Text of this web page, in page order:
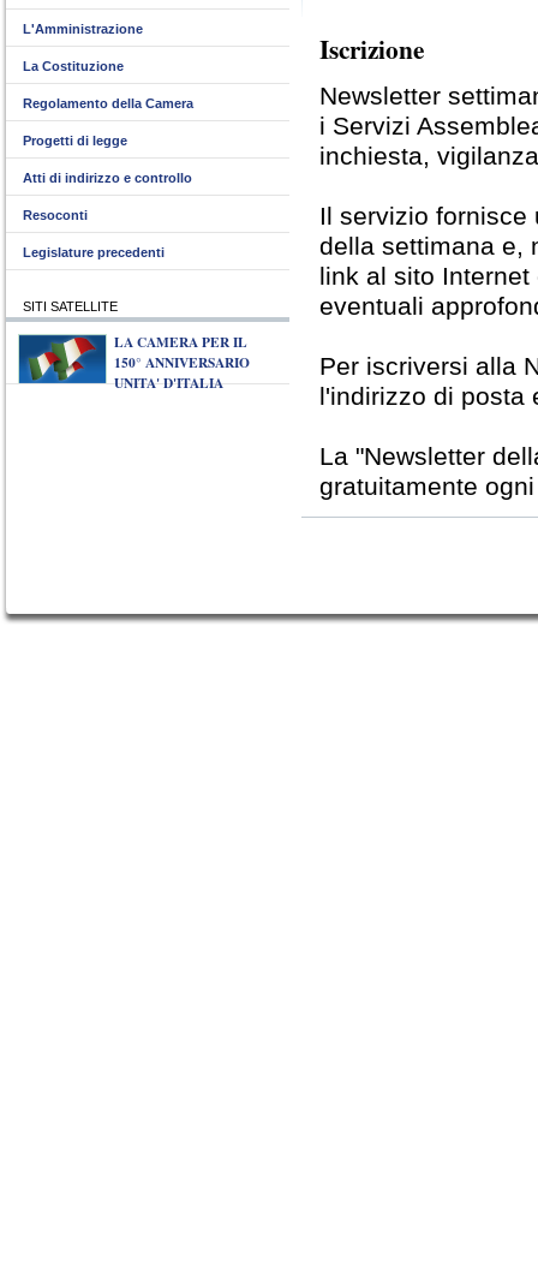
Iscrizione
Newsletter
i Servizi
inchiesta,
Il servizio fornisce
della settimana e,
link al sito
eventuali
Per iscriversi alla
l'indirizzo di posta
La "Newsletter
gratuitamente
L'Amministrazione
La Costituzione
Regolamento della Camera
Progetti di legge
Atti di indirizzo e controllo
Resoconti
Legislature precedenti
SITI SATELLITE
LA CAMERA PER IL
150° ANNIVERSARIO
UNITA' D'ITALIA